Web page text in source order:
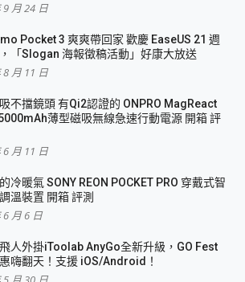
9 月 24 日
Pocket 3 爽爽帶回家 歡慶 EaseUS 21 週
「Slogan 海報徵稿活動」好康大放送
8 月 11 日
不擋鏡頭 有Qi2認證的 ONPRO MagReact
薄型磁吸無線急速行動電源 開箱 評
6 月 11 日
冷暖氣 SONY REON POCKET PRO 穿戴式智
溫裝置 開箱 評測
6 月 6 日
人外掛iToolab AnyGo全新升級，GO Fest
嗨翻天！支援 iOS/Android！